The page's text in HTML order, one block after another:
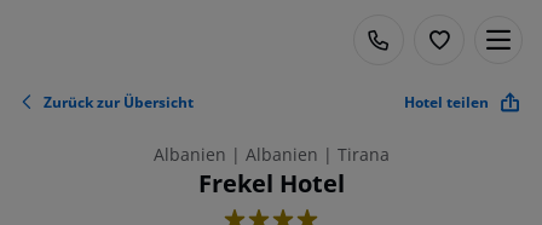
Zurück zur Übersicht Hotel teilen
Albanien | Albanien | Tirana
Frekel Hotel